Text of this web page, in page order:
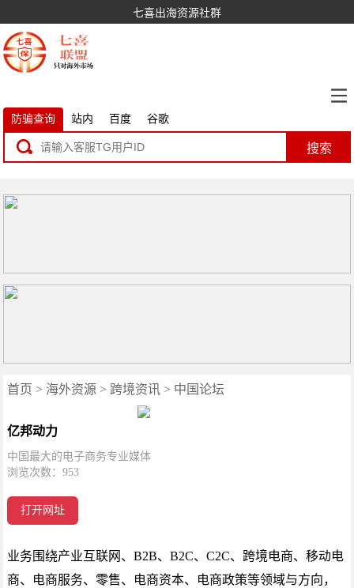
七喜出海资源社群
防骗查询 站内 百度 谷歌
搜索
首页 > 海外资源 > 跨境资讯 > 中国论坛
亿邦动力
中国最大的电子商务专业媒体
浏览次数：953
打开网址
业务围绕产业互联网、B2B、B2C、C2C、跨境电商、移动电
商、电商服务、零售、电商资本、电商政策等领域与方向，